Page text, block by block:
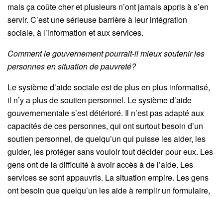
mais ça coûte cher et plusieurs n’ont jamais appris à s’en
servir. C’est une sérieuse barrière à leur intégration
sociale, à l’information et aux services.
Comment le gouvernement pourrait-il mieux soutenir les
personnes en situation de pauvreté?
Le système d’aide sociale est de plus en plus informatisé,
il n’y a plus de soutien personnel. Le système d’aide
gouvernementale s’est détérioré. Il n’est pas adapté aux
capacités de ces personnes, qui ont surtout besoin d’un
soutien personnel, de quelqu’un qui puisse les aider, les
guider, les protéger sans vouloir tout décider pour eux. Les
gens ont de la difficulté à avoir accès à de l’aide. Les
services se sont appauvris. La situation empire. Les gens
ont besoin que quelqu’un les aide à remplir un formulaire,